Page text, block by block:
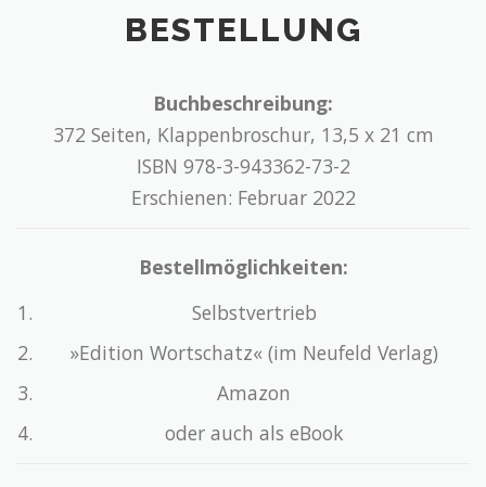
BESTELLUNG
Buchbeschreibung:
372 Seiten, Klappenbroschur, 13,5 x 21 cm
ISBN 978-3-943362-73-2
Erschienen: Februar 2022
Bestellmöglichkeiten:
Selbstvertrieb
»Edition Wortschatz« (im Neufeld Verlag)
Amazon
oder auch als eBook